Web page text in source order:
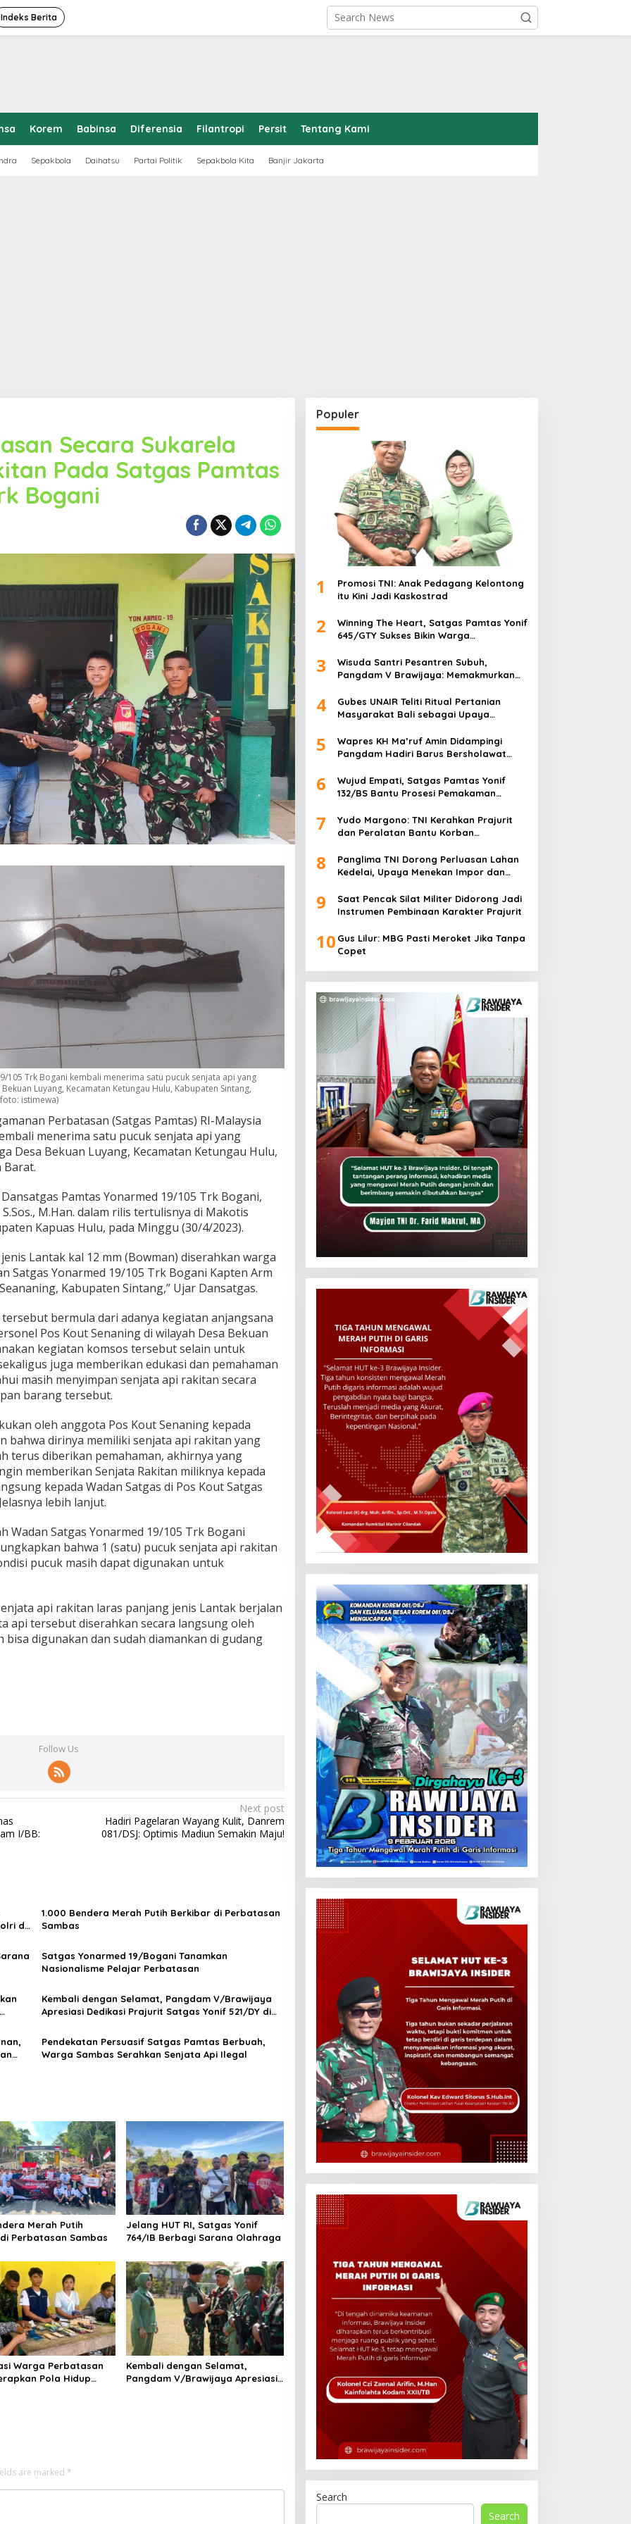
Indeks Berita
Korem Babinsa Diferensia Filantropi Persit Tentang Kami
Sepakbola Daihatsu Partai Politik Sepakbola Kita Banjir Jakarta
Secara Sukarela
Pada Satgas Pamtas
Bogani
105 Trk Bogani kembali menerima satu pucuk senjata api yang
Luyang, Kecamatan Ketungau Hulu, Kabupaten Sintang,
istimewa)
Perbatasan (Satgas Pamtas) RI-Malaysia
menerima satu pucuk senjata api yang
Desa Bekuan Luyang, Kecamatan Ketungau Hulu,
Barat.
Pamtas Yonarmed 19/105 Trk Bogani,
M.Han. dalam rilis tertulisnya di Makotis
Kapuas Hulu, pada Minggu (30/4/2023).
Lantak kal 12 mm (Bowman) diserahkan warga
Satgas Yonarmed 19/105 Trk Bogani Kapten Arm
Kabupaten Sintang,” Ujar Dansatgas.
bermula dari adanya kegiatan anjangsana
Pos Kout Senaning di wilayah Desa Bekuan
kegiatan komsos tersebut selain untuk
juga memberikan edukasi dan pemahaman
masih menyimpan senjata api rakitan secara
barang tersebut.
oleh anggota Pos Kout Senaning kepada
bahwa dirinya memiliki senjata api rakitan yang
terus diberikan pemahaman, akhirnya yang
memberikan Senjata Rakitan miliknya kepada
kepada Wadan Satgas di Pos Kout Satgas
lebih lanjut.
Wadan Satgas Yonarmed 19/105 Trk Bogani
bahwa 1 (satu) pucuk senjata api rakitan
pucuk masih dapat digunakan untuk
api rakitan laras panjang jenis Lantak berjalan
api tersebut diserahkan secara langsung oleh
bisa digunakan dan sudah diamankan di gudang
Follow Us
I/BB:
Next post
Hadiri Pagelaran Wayang Kulit, Danrem
081/DSJ: Optimis Madiun Semakin Maju!
di
1.000 Bendera Merah Putih Berkibar di Perbatasan
Sambas
Satgas Yonarmed 19/Bogani Tanamkan
Nasionalisme Pelajar Perbatasan
Kembali dengan Selamat, Pangdam V/Brawijaya
Apresiasi Dedikasi Prajurit Satgas Yonif 521/DY di
Pendekatan Persuasif Satgas Pamtas Berbuah,
Warga Sambas Serahkan Senjata Api Ilegal
Merah Putih
Perbatasan Sambas
Jelang HUT RI, Satgas Yonif
764/IB Berbagi Sarana Olahraga
Warga Perbatasan
Pola Hidup
Kembali dengan Selamat,
Pangdam V/Brawijaya Apresiasi
are marked *
Populer
1
Promosi TNI: Anak Pedagang Kelontong
itu Kini Jadi Kaskostrad
2
Winning The Heart, Satgas Pamtas Yonif
645/GTY Sukses Bikin Warga
3
Wisuda Santri Pesantren Subuh,
Pangdam V Brawijaya: Memakmurkan
4
Gubes UNAIR Teliti Ritual Pertanian
Masyarakat Bali sebagai Upaya
5
Wapres KH Ma’ruf Amin Didampingi
Pangdam Hadiri Barus Bersholawat
6
Wujud Empati, Satgas Pamtas Yonif
132/BS Bantu Prosesi Pemakaman
7
Yudo Margono: TNI Kerahkan Prajurit
dan Peralatan Bantu Korban
8
Panglima TNI Dorong Perluasan Lahan
Kedelai, Upaya Menekan Impor dan
9
Saat Pencak Silat Militer Didorong Jadi
Instrumen Pembinaan Karakter Prajurit
10 Gus Lilur: MBG Pasti Meroket Jika Tanpa
Copet
Search
Search